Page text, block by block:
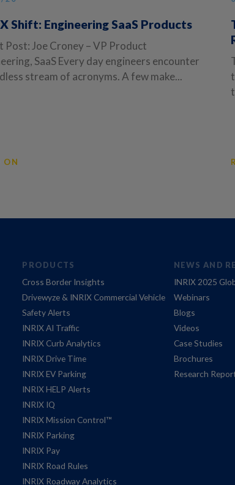
Shift: Engineering SaaS Products
Post: Joe Croney – VP Product
SaaS Every day engineers encounter
stream of acronyms. A few make...
ON
PRODUCTS
Cross Border Insights
Drivewyze & INRIX Commercial Vehicle
Safety Alerts
INRIX AI Traffic
INRIX Curb Analytics
INRIX Drive Time
INRIX EV Parking
INRIX HELP Alerts
INRIX IQ
INRIX Mission Control™
INRIX Parking
INRIX Pay
INRIX Road Rules
INRIX Roadway Analytics
NEWS AND
INRIX 2025
Webinars
Blogs
Videos
Case Studies
Brochures
Research